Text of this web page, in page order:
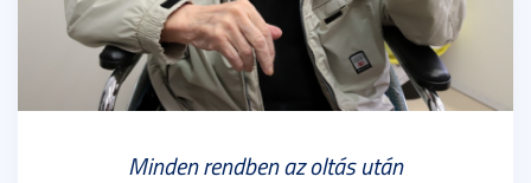
Minden rendben az oltás után